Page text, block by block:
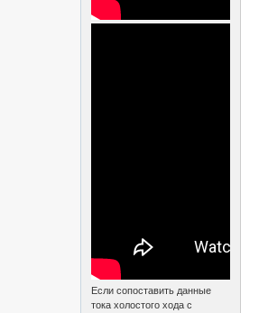
Если сопоставить данные
тока холостого хода с